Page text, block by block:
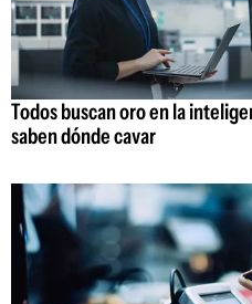
Todos buscan oro en la
saben dónde cavar